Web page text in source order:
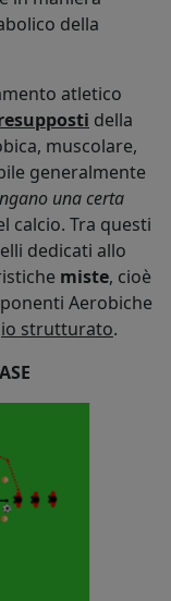
della
atletico
della
muscolare,
generalmente
una certa
calcio. Tra questi
dedicati allo
miste, cioè
Aerobiche
strutturato.